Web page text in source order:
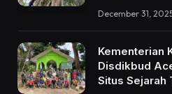
December 31,
Kementerian
Disdikbud
Situs Sejarah